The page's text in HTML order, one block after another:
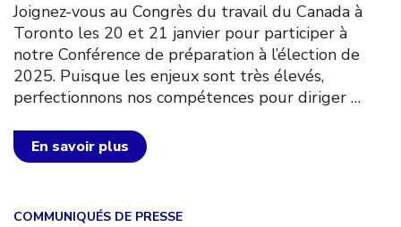
Joignez-vous au Congrès du travail du Canada à
Toronto les 20 et 21 janvier pour participer à
notre Conférence de préparation à l’élection de
2025. Puisque les enjeux sont très élevés,
perfectionnons nos compétences pour diriger …
En savoir plus
COMMUNIQUÉS DE PRESSE
Click to open the link